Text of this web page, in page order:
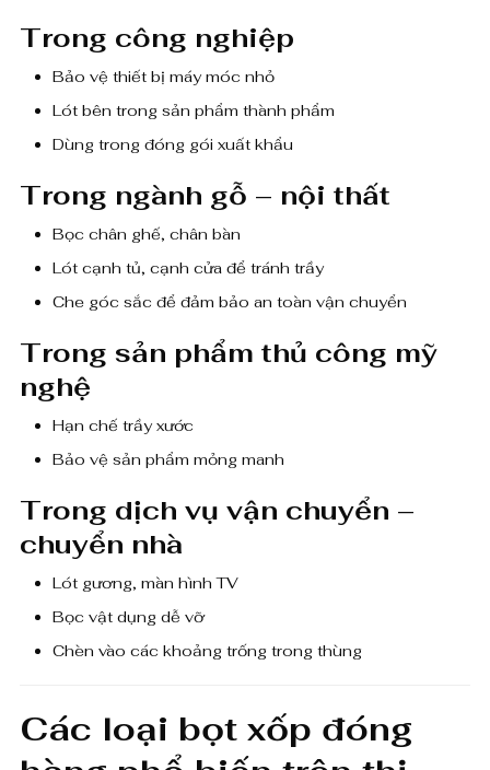
Trong công nghiệp
Bảo vệ thiết bị máy móc nhỏ
Lót bên trong sản phẩm thành phẩm
Dùng trong đóng gói xuất khẩu
Trong ngành gỗ – nội thất
Bọc chân ghế, chân bàn
Lót cạnh tủ, cạnh cửa để tránh trầy
Che góc sắc để đảm bảo an toàn vận chuyển
Trong sản phẩm thủ công mỹ
nghệ
Hạn chế trầy xước
Bảo vệ sản phẩm mỏng manh
Trong dịch vụ vận chuyển –
chuyển nhà
Lót gương, màn hình TV
Bọc vật dụng dễ vỡ
Chèn vào các khoảng trống trong thùng
Các loại bọt xốp đóng